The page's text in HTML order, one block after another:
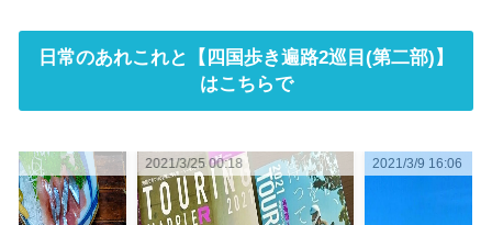
日常のあれこれと【四国歩き遍路2巡目(第二部)】
はこちらで
2021/3/9 16:06 2021/3/15 00:23